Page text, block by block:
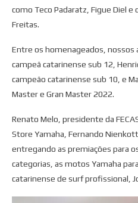
como Teco Padaratz, Figue Diel e
Freitas.
Entre os homenageados, nossos
campeã catarinense sub 12,
campeão catarinense sub 10, e
Master e Gran Master 2022.
Renato Melo, presidente da
Store Yamaha, Fernando
entregando as premiações para
categorias, as motos Yamaha
catarinense de surf profissional,